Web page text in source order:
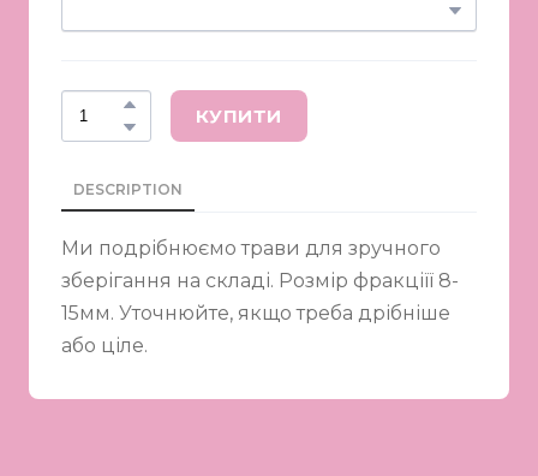
КУПИТИ
DESCRIPTION
Ми подрібнюємо трави для зручного
зберігання на складі. Розмір фракціїї 8-
15мм. Уточнюйте, якщо треба дрібніше
або ціле.